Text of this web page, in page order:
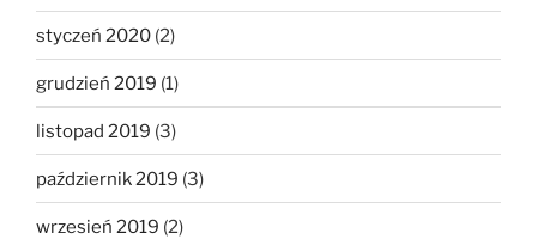
styczeń 2020 (2)
grudzień 2019 (1)
listopad 2019 (3)
październik 2019 (3)
wrzesień 2019 (2)